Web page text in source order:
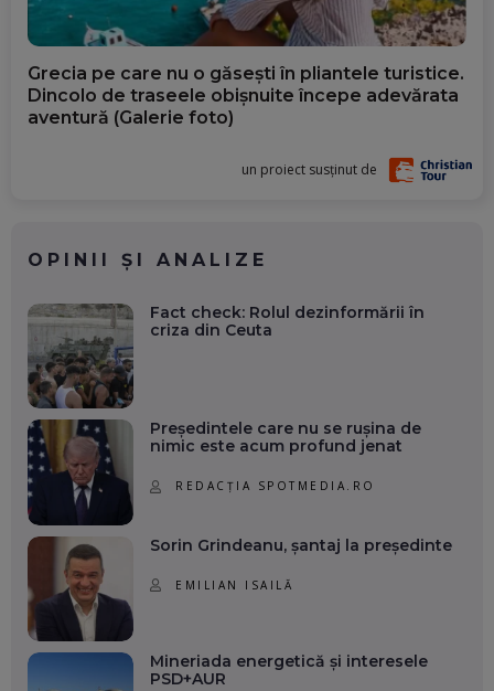
Grecia pe care nu o găsești în pliantele turistice.
Dincolo de traseele obișnuite începe adevărata
aventură (Galerie foto)
un proiect susținut de
OPINII ȘI ANALIZE
Fact check: Rolul dezinformării în
criza din Ceuta
Președintele care nu se rușina de
nimic este acum profund jenat
REDACȚIA SPOTMEDIA.RO
Sorin Grindeanu, șantaj la președinte
EMILIAN ISAILĂ
Mineriada energetică și interesele
PSD+AUR